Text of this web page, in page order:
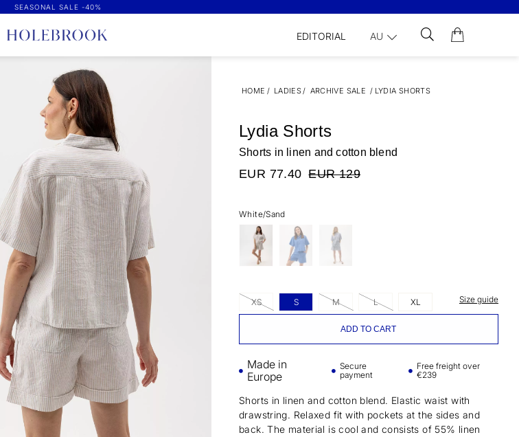
SEASONAL SALE -40%
EDITORIAL AU
HOME / LADIES/ ARCHIVE SALE / LYDIA SHORTS
Lydia Shorts
Shorts in linen and cotton blend
EUR 77.40 EUR 129
White/Sand
XS S M L XL Size guide
ADD TO CART
Made in
Europe
Secure
payment
Free freight over
€239
Shorts in linen and cotton blend. Elastic waist with
drawstring. Relaxed fit with pockets at the sides and
back. The material is cool and consists of 55% linen